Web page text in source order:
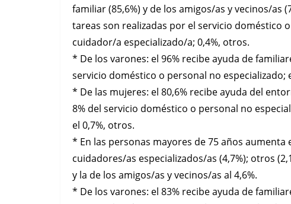
familiar (85,6%) y de los amigos/as y vecinos/as
tareas son realizadas por el servicio doméstico
cuidador/a especializado/a; 0,4%, otros.
* De los varones: el 96% recibe ayuda de
servicio doméstico o personal no especializado;
* De las mujeres: el 80,6% recibe ayuda del
8% del servicio doméstico o personal no
el 0,7%, otros.
* En las personas mayores de 75 años aumenta
cuidadores/as especializados/as (4,7%); otros
y la de los amigos/as y vecinos/as al 4,6%.
* De los varones: el 83% recibe ayuda de